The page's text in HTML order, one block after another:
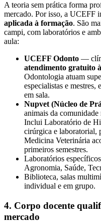
A teoria sem prática forma
mercado. Por isso, a UCEFF
aplicada à formação. São
campi, com laboratórios e
aula:
UCEFF Odonto —
atendimento gratuito
Odontologia atuam
especialistas e mestres,
em sala.
Nupvet (Núcleo de
animais da
Inclui Laboratório de
cirúrgica e laboratorial,
Medicina Veterinária
primeiros semestres.
Laboratórios
Agronomia, Saúde,
Biblioteca, salas
individual e em grupo.
4. Corpo docente
mercado